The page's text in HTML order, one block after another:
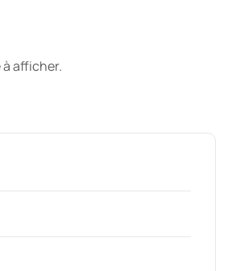
afficher.